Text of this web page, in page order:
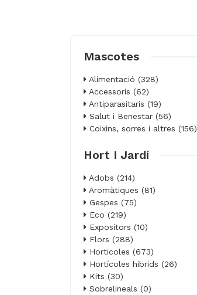
Mascotes
Alimentació (328)
Accessoris (62)
Antiparasitaris (19)
Salut i Benestar (56)
Coixins, sorres i altres (156)
Hort I Jardí
Adobs (214)
Aromàtiques (81)
Gespes (75)
Eco (219)
Expositors (10)
Flors (288)
Horticoles (673)
Hortícoles hibrids (26)
Kits (30)
Sobrelineals (0)